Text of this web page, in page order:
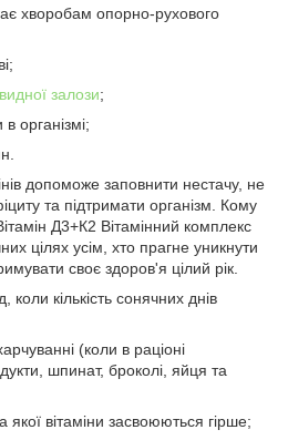
хворобам опорно-рухового
залози;
організмі;
допоможе заповнити нестачу, не
та підтримати організм. Кому
Д3+К2 Вітамінний комплекс
цілях усім, хто прагне уникнути
своє здоров'я цілий рік.
коли кількість сонячних днів
(коли в раціоні
шпинат, броколі, яйця та
вітаміни засвоюються гірше;